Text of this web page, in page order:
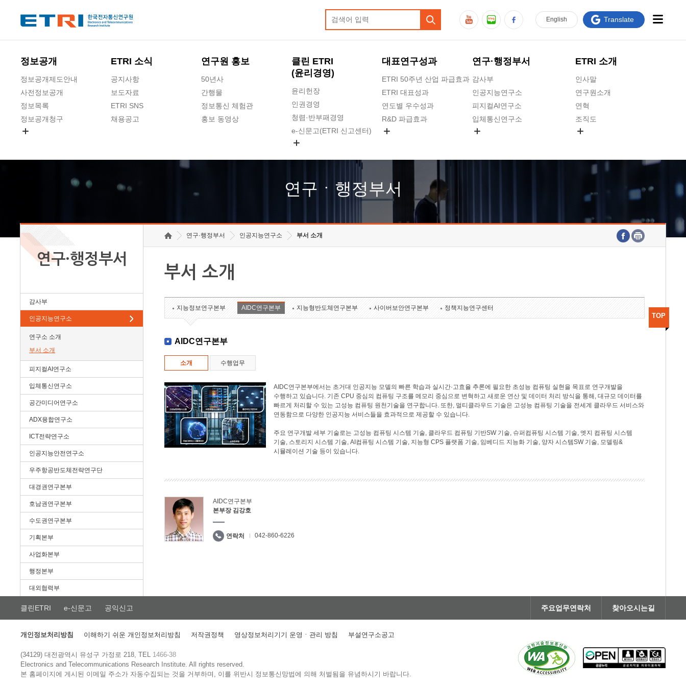
정보공개
정보공개제도안내
사전정보공개
정보목록
정보공개청구
ETRI 소식
공지사항
보도자료
ETRI SNS
채용공고
연구원 홍보
50년사
간행물
정보통신 체험관
홍보 동영상
클린 ETRI
(윤리경영)
윤리헌장
인권경영
청렴·반부패경영
e-신문고(ETRI 신고센터)
고객의소리
수의계약 현황
대표연구성과
ETRI 50주년 산업 파급효과
ETRI 대표성과
연도별 우수성과
R&D 파급효과
연구·행정부서
감사부
인공지능연구소
피지컬AI연구소
입체통신연구소
호남권연구본부
기획본부
ETRI 소개
인사말
연구원소개
연혁
조직도
연구원 고객헌장
주요업무연락처
English Translate
연구ㆍ행정부서
연구·행정부서
감사부
인공지능연구소
연구소 소개
부서 소개
피지컬AI연구소
입체통신연구소
공간미디어연구소
ADX융합연구소
ICT전략연구소
인공지능안전연구소
우주항공반도체전략연구단
대경권연구본부
호남권연구본부
수도권연구본부
기획본부
사업화본부
행정본부
대외협력부
연구·행정부서 인공지능연구소 부서 소개
부서 소개
지능정보연구본부 AIDC연구본부 지능형반도체연구본부 사이버보안연구본부 정책지능연구센터
AIDC연구본부
소개 수행업무
AIDC연구본부에서는 초거대 인공지능 모델의 빠른 학습과 실시간·고효율 추론에 필요한 초성능 컴퓨팅 실현을 목표로 연구개발을
수행하고 있습니다. 기존 CPU 중심의 컴퓨팅 구조를 메모리 중심으로 변혁하고 새로운 연산 및 데이터 처리 방식을 통해, 대규모 데이터를
빠르게 처리할 수 있는 고성능 컴퓨팅 원천기술을 연구합니다. 또한, 멀티클라우드 기술은 고성능 컴퓨팅 기술을 전세계 클라우드 서비스와
연동함으로 다양한 인공지능 서비스들을 효과적으로 제공할 수 있습니다.
주요 연구개발 세부 기술로는 고성능 컴퓨팅 시스템 기술, 클라우드 컴퓨팅 기반SW 기술, 슈퍼컴퓨팅 시스템 기술, 엣지 컴퓨팅 시스템
기술, 스토리지 시스템 기술, AI컴퓨팅 시스템 기술, 지능형 CPS 플랫폼 기술, 임베디드 지능화 기술, 양자 시스템SW 기술, 모델링&
시뮬레이션 기술 등이 있습니다.
AIDC연구본부
본부장 김강호
연락처 042-860-6226
TOP
클린ETRI e-신문고 공익신고 주요업무연락처 찾아오시는길
개인정보처리방침 이해하기 쉬운 개인정보처리방침 저작권정책 영상정보처리기기 운영ㆍ관리 방침 부설연구소공고
(34129) 대전광역시 유성구 가정로 218, TEL 1466-38
Electronics and Telecommunications Research Institute.All rights reserved.
본 홈페이지에 게시된 이메일 주소가 자동수집되는 것을 거부하며, 이를 위반시 정보통신망법에 의해 처벌됨을 유념하시기 바랍니다.